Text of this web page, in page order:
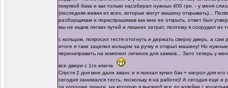
покупкой бака и как только насобирал нужных 400 грн. - у меня
(последняя живая из всех, которые могут машину открывать)...
разборщикам и пораспрашивав как мне ее открыть, ответ был
мы не ищем легких путей и лишних затрат, поэтому я соорудил из
с кольцом, попросил тестя отогнуть и держать сверху дверь, а
итоге я таки зацепил кольцом за ручку и открыл машину! Но
перенаправить на комплект личинок для замков... Зато теперь у
все двери с 1го ключа
Спустя 2 дня мне дали аванс и я поехал купил бак + нигрол для его
сегодня занимался тесть, поскольку я на работе)! А сегодня еще и
за хорошие деньги, на которую я выскреб все до копейки с